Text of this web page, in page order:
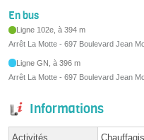
En bus
Ligne 102e, à 394 m
Arrêt La Motte - 697 Boulevard Jean
Ligne GN, à 396 m
Arrêt La Motte - 697 Boulevard Jean
Informations
Activités